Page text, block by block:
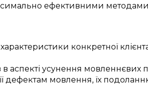
ефективними
характеристики конкретної
в аспекті усунення мовленнєвих
дефектам мовлення, їх